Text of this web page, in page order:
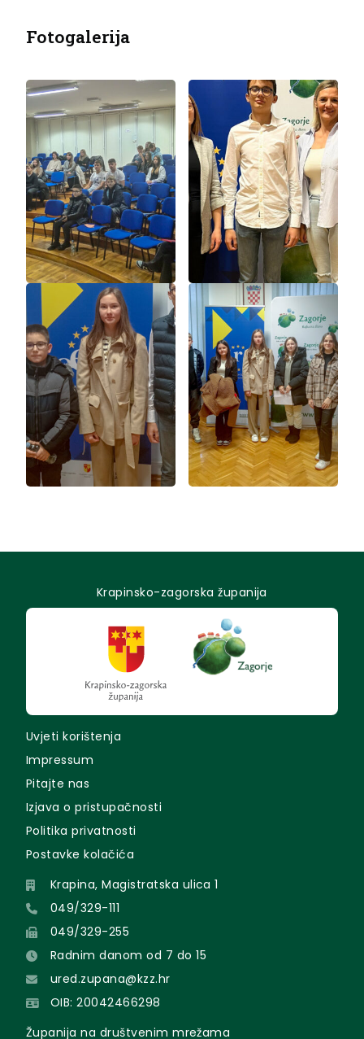
Fotogalerija
Krapinsko-zagorska županija
Uvjeti korištenja
Impressum
Pitajte nas
Izjava o pristupačnosti
Politika privatnosti
Postavke kolačića
Krapina, Magistratska ulica 1
049/329-111
049/329-255
Radnim danom od 7 do 15
ured.zupana@kzz.hr
OIB: 20042466298
Županija na društvenim mrežama